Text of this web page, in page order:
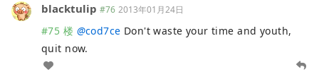
blacktulip #76 2013年01月24日
#75 楼 @cod7ce Don't waste your time and youth,
quit now.